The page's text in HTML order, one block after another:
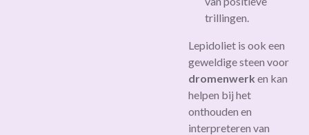
trillingen.
Lepidoliet is ook een
geweldige steen voor
dromenwerk en kan
helpen bij het
onthouden en
interpreteren van